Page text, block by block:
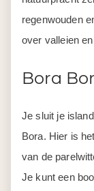
regenwouden
over valleien
Bora
Je sluit je
Bora. Hier is
van de
Je kunt een